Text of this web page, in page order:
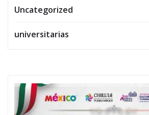
Uncategorized
universitarias